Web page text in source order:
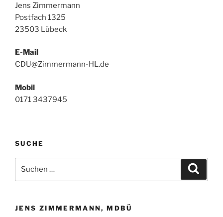
Jens Zimmermann
Postfach 1325
23503 Lübeck
E-Mail
CDU@Zimmermann-HL.de
Mobil
0171 3437945
SUCHE
nach:
JENS ZIMMERMANN, MDBÜ